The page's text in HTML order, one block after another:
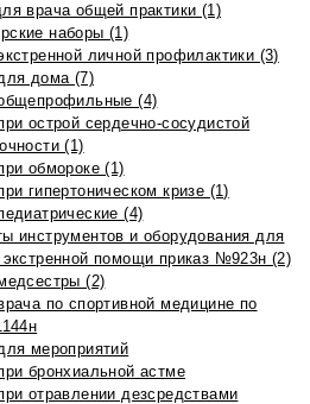
врача общей практики (1)
наборы (1)
личной профилактики (3)
дома (7)
(4)
острой сердечно-сосудистой
(1)
обмороке (1)
гипертоническом кризе (1)
(4)
инструментов и оборудования для
экстренной помощи приказ №923н (2)
(2)
по спортивной медицине по
мероприятий
бронхиальной астме
отравлении дезсредствами